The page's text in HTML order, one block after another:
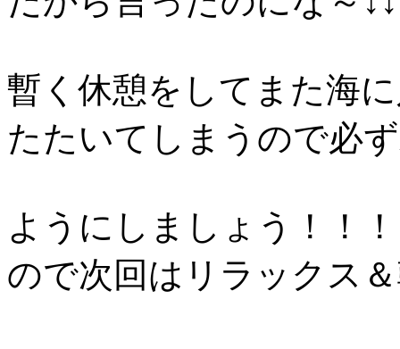
暫く休憩をしてまた海
たたいてしまうので必
ようにしましょう！！
ので次回はリラックス